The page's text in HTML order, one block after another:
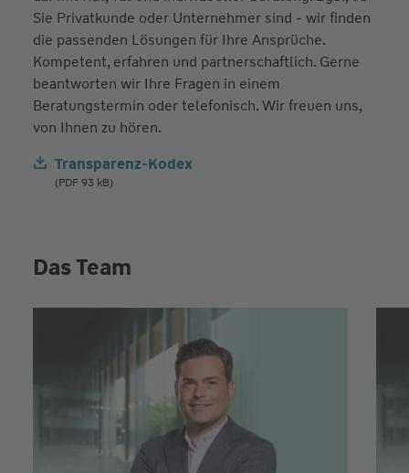
Sie Privatkunde oder Unternehmer sind - wir finden
die passenden Lösungen für Ihre Ansprüche.
Kompetent, erfahren und partnerschaftlich. Gerne
beantworten wir Ihre Fragen in einem
Beratungstermin oder telefonisch. Wir freuen uns,
von Ihnen zu hören.
Transparenz-Kodex
(PDF 93 kB)
Das Team